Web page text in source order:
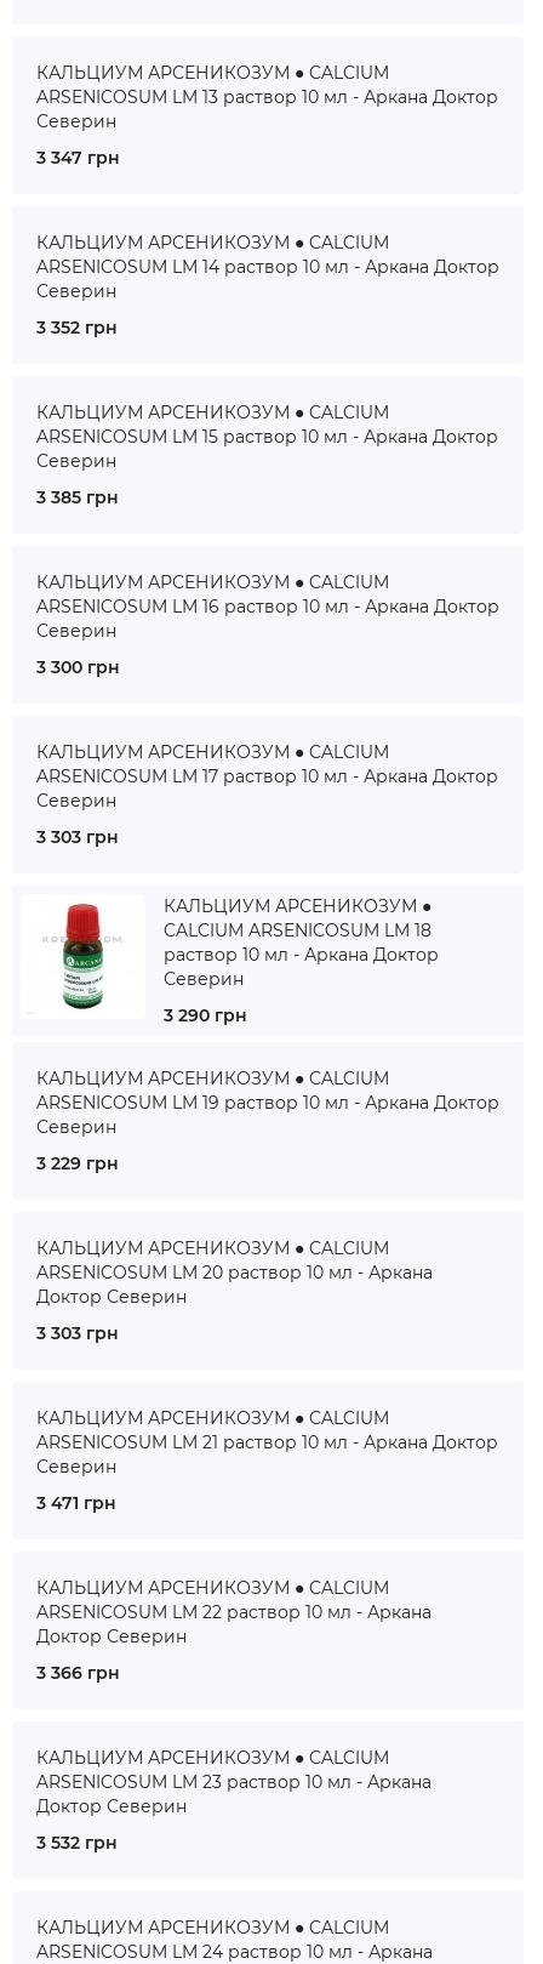
КАЛЬЦИУМ АРСЕНИКОЗУМ ● CALCIUM
ARSENICOSUM LM 13 раствор 10 мл - Аркана Доктор
Северин
3 347 грн
КАЛЬЦИУМ АРСЕНИКОЗУМ ● CALCIUM
ARSENICOSUM LM 14 раствор 10 мл - Аркана Доктор
Северин
3 352 грн
КАЛЬЦИУМ АРСЕНИКОЗУМ ● CALCIUM
ARSENICOSUM LM 15 раствор 10 мл - Аркана Доктор
Северин
3 385 грн
КАЛЬЦИУМ АРСЕНИКОЗУМ ● CALCIUM
ARSENICOSUM LM 16 раствор 10 мл - Аркана Доктор
Северин
3 300 грн
КАЛЬЦИУМ АРСЕНИКОЗУМ ● CALCIUM
ARSENICOSUM LM 17 раствор 10 мл - Аркана Доктор
Северин
3 303 грн
КАЛЬЦИУМ АРСЕНИКОЗУМ ●
CALCIUM ARSENICOSUM LM 18
раствор 10 мл - Аркана Доктор
Северин
3 290 грн
КАЛЬЦИУМ АРСЕНИКОЗУМ ● CALCIUM
ARSENICOSUM LM 19 раствор 10 мл - Аркана Доктор
Северин
3 229 грн
КАЛЬЦИУМ АРСЕНИКОЗУМ ● CALCIUM
ARSENICOSUM LM 20 раствор 10 мл - Аркана
Доктор Северин
3 303 грн
КАЛЬЦИУМ АРСЕНИКОЗУМ ● CALCIUM
ARSENICOSUM LM 21 раствор 10 мл - Аркана Доктор
Северин
3 471 грн
КАЛЬЦИУМ АРСЕНИКОЗУМ ● CALCIUM
ARSENICOSUM LM 22 раствор 10 мл - Аркана
Доктор Северин
3 366 грн
КАЛЬЦИУМ АРСЕНИКОЗУМ ● CALCIUM
ARSENICOSUM LM 23 раствор 10 мл - Аркана
Доктор Северин
3 532 грн
КАЛЬЦИУМ АРСЕНИКОЗУМ ● CALCIUM
ARSENICOSUM LM 24 раствор 10 мл - Аркана